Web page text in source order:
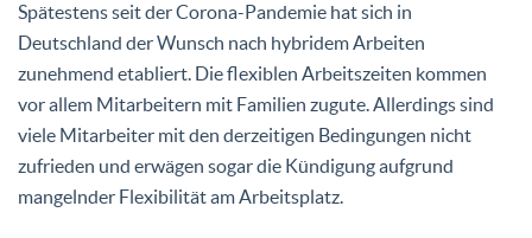
Spätestens seit der Corona-Pandemie hat sich in
Deutschland der Wunsch nach hybridem Arbeiten
zunehmend etabliert. Die flexiblen Arbeitszeiten kommen
vor allem Mitarbeitern mit Familien zugute. Allerdings sind
viele Mitarbeiter mit den derzeitigen Bedingungen nicht
zufrieden und erwägen sogar die Kündigung aufgrund
mangelnder Flexibilität am Arbeitsplatz.